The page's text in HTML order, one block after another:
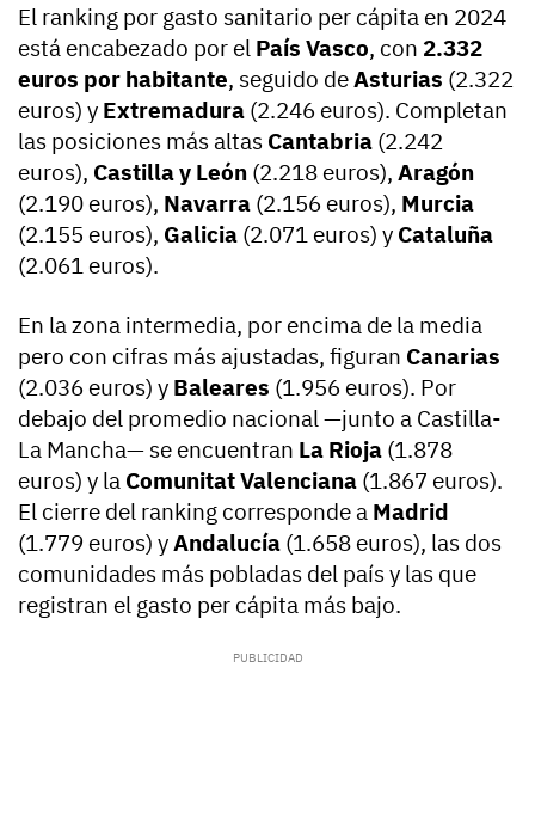
El ranking por gasto sanitario per cápita en 2024
está encabezado por el País Vasco, con 2.332
euros por habitante, seguido deAsturias (2.322
euros) y Extremadura (2.246 euros). Completan
las posiciones más altas Cantabria (2.242
euros), Castilla y León (2.218 euros), Aragón
(2.190 euros), Navarra (2.156 euros), Murcia
(2.155 euros), Galicia (2.071 euros) y Cataluña
(2.061 euros).
En la zona intermedia, por encima de la media
pero con cifras más ajustadas, figuran Canarias
(2.036 euros) y Baleares (1.956 euros). Por
debajo del promedio nacional —junto a Castilla-
La Mancha— se encuentran La Rioja (1.878
euros) y la Comunitat Valenciana (1.867 euros).
El cierre del ranking corresponde a Madrid
(1.779 euros) yAndalucía (1.658 euros), las dos
comunidades más pobladas del país y las que
registran el gasto per cápita más bajo.